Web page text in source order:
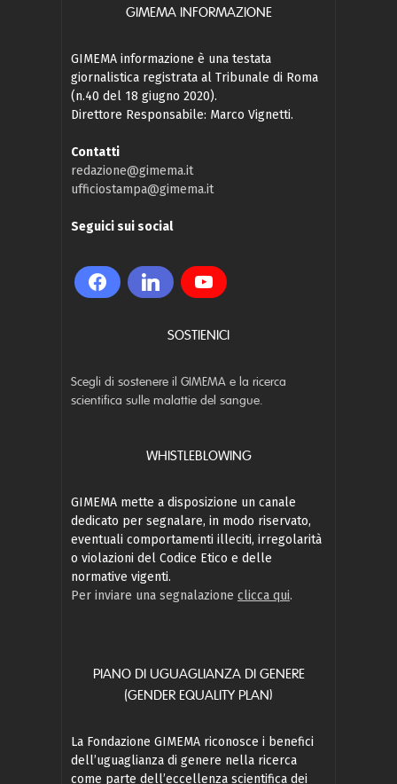
GIMEMA INFORMAZIONE
GIMEMA informazione è una testata
giornalistica registrata al Tribunale di Roma
(n.40 del 18 giugno 2020).
Direttore Responsabile: Marco Vignetti.
Contatti
redazione@gimema.it
ufficiostampa@gimema.it
Seguici sui social
SOSTIENICI
Scegli di sostenere il GIMEMA e la ricerca
scientifica sulle malattie del sangue.
WHISTLEBLOWING
GIMEMA mette a disposizione un canale
dedicato per segnalare, in modo riservato,
eventuali comportamenti illeciti, irregolarità
o violazioni del Codice Etico e delle
normative vigenti.
Per inviare una segnalazione clicca qui.
PIANO DI UGUAGLIANZA DI GENERE
(GENDER EQUALITY PLAN)
La Fondazione GIMEMA riconosce i benefici
dell’uguaglianza di genere nella ricerca
come parte dell’eccellenza scientifica dei